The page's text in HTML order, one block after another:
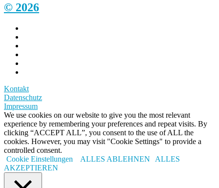
© 2026
Kontakt
Datenschutz
Impressum
We use cookies on our website to give you the most relevant
experience by remembering your preferences and repeat visits. By
clicking “ACCEPT ALL”, you consent to the use of ALL the
cookies. However, you may visit "Cookie Settings" to provide a
controlled consent.
Cookie Einstellungen
ALLES ABLEHNEN
ALLES
AKZEPTIEREN